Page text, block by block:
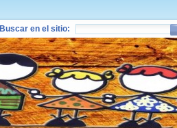
Buscar en el sitio: